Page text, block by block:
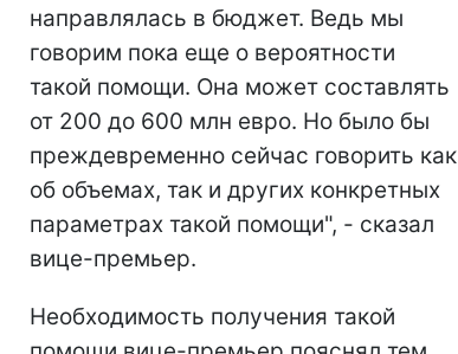
направлялась в бюджет. Ведь мы
говорим пока еще о вероятности
такой помощи. Она может составлять
от 200 до 600 млн евро. Но было бы
преждевременно сейчас говорить как
об объемах, так и других конкретных
параметрах такой помощи", - сказал
вице-премьер.
Необходимость получения такой